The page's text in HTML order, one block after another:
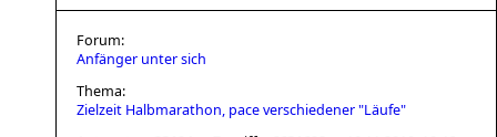
Forum:
Anfänger unter sich
Thema:
Zielzeit Halbmarathon, pace verschiedener "Läufe"